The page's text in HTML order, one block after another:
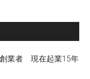
創業者 現在起業15年